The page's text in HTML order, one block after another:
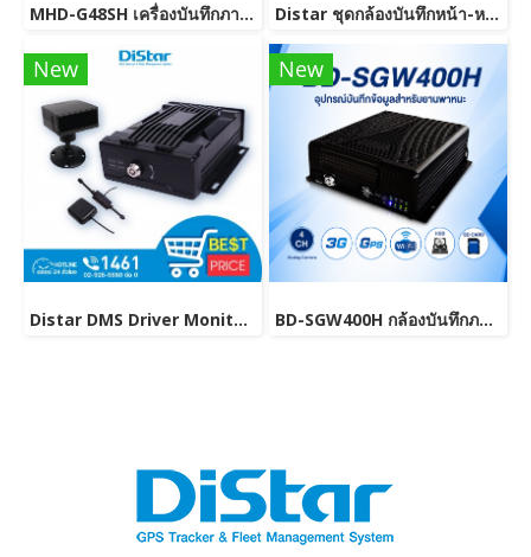
MHD-G48SH เครื่องบันทึกภาพ MDVR รองรับ HDD สำหรับรถขนส่งและรถโดยสาร Distar ชุดกล้องบันทึกหน้า-หลัง จอขนาด 7 นิ้ว ความละเอียด 1024x600 Pixcel รองรับเชื่อมต่อ 2 กล้อง รุ่น MCR-712
New
Distar DMS Driver Monitoring System อุปกรณ์ควบคุมพฤติกรรมการขับขี่ของผู้ขับขี่
New
BD-SGW400H กล้องบันทึกภาพสำหรับรถยนต์ รองรับ GPS และ WiFi